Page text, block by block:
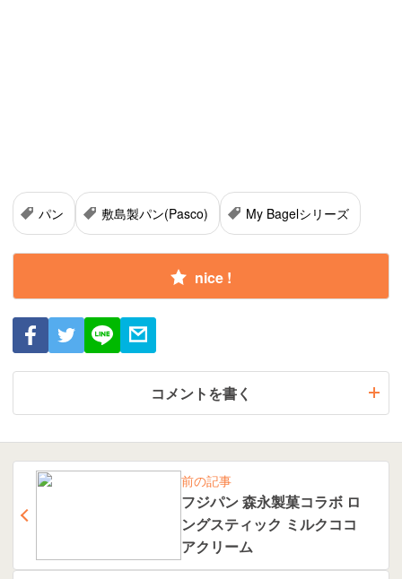
パン 敷島製パン(Pasco) My Bagelシリーズ
nice !
コメントを書く
前の記事
フジパン 森永製菓コラボ ロ
ングスティック ミルクココ
アクリーム